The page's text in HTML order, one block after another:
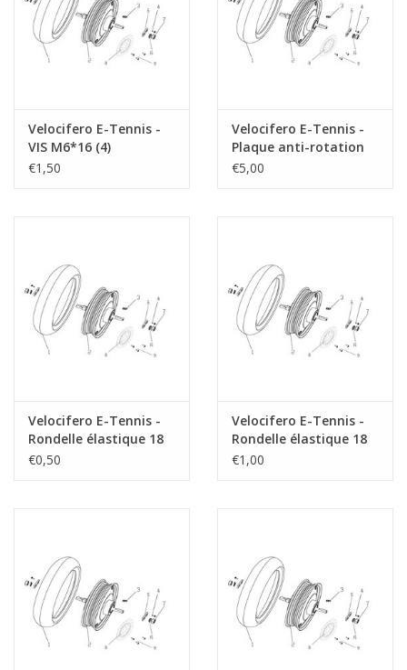
Velocifero E-Tennis -
VIS M6*16 (4)
€1,50
Velocifero E-Tennis -
Plaque anti-rotation
du moteur (5)
€5,00
Velocifero E-Tennis -
Rondelle élastique 18
(6)
€0,50
Velocifero E-Tennis -
Rondelle élastique 18
(7)
€1,00